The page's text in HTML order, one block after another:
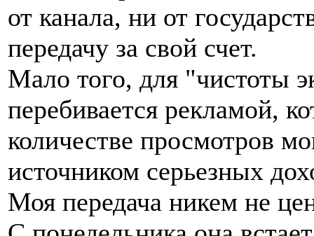
от канала, ни от
передачу за свой счет.
Мало того, для "чистоты
перебивается рекламой,
количестве просмотров
источником серьезных
Моя передача никем не